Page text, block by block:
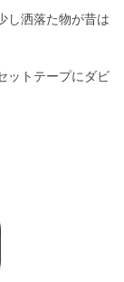
し洒落た物が昔は
ットテープにダビ